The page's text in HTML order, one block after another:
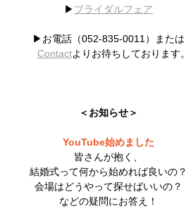
▶︎ ブライダルフェア
▶︎お電話（052-835-0011）または
Contactよりお待ちしております。
＜お知らせ＞
YouTube始めました
皆さんが抱く、
結婚式って何から始めれば良いの？
会場はどうやって探せばいいの？
などの疑問にお答え！